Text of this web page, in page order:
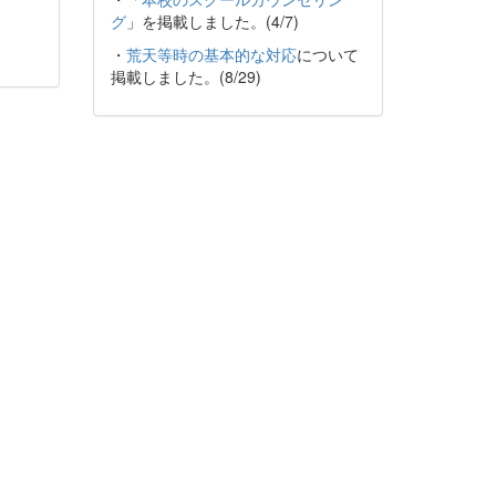
グ」を掲載しました。(4/7)
・ 荒天等時の基本的な対応について
掲載しました。(8/29)